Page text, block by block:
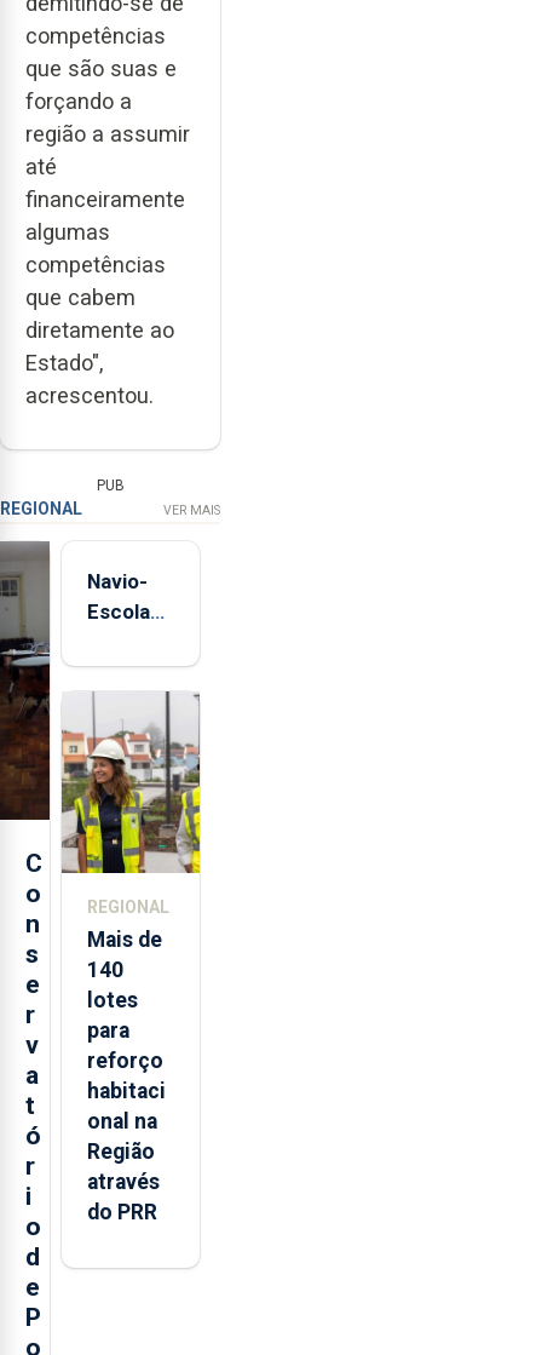
competências
que são suas e
forçando a
região a assumir
até
financeiramente
algumas
competências
que cabem
diretamente ao
Estado",
acrescentou.
PUB
REGIONAL VER MAIS
C
o
n
s
e
r
v
a
t
ó
r
i
o
d
e
P
o
Navio-
Escola
está de
aos
Açores
REGIONAL
Mais de
140
lotes
para
reforço
habitaci
onal na
Região
através
do PRR